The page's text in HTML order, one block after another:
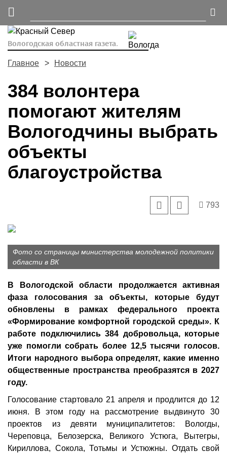
Вологодская областная газета.
Главное Новости
384 волонтера
помогают жителям
Вологодчины выбрать
объекты
благоустройства
793
Фото со страницы министерства молодежной политики
области в ВК
В Вологодской области продолжается активная
фаза голосования за объекты, которые будут
обновлены в рамках федерального проекта
«Формирование комфортной городской среды». К
работе подключились 384 добровольца, которые
уже помогли собрать более 12,5 тысячи голосов.
Итоги народного выбора определят, какие именно
общественные пространства преобразятся в 2027
году.
Голосование стартовало 21 апреля и продлится до 12
июня. В этом году на рассмотрение выдвинуто 30
проектов из девяти муниципалитетов: Вологды,
Череповца, Белозерска, Великого Устюга, Вытегры,
Кириллова, Сокола, Тотьмы и Устюжны. Отдать свой